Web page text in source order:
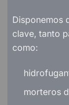
Disponemos
clave, tanto
como:
morteros